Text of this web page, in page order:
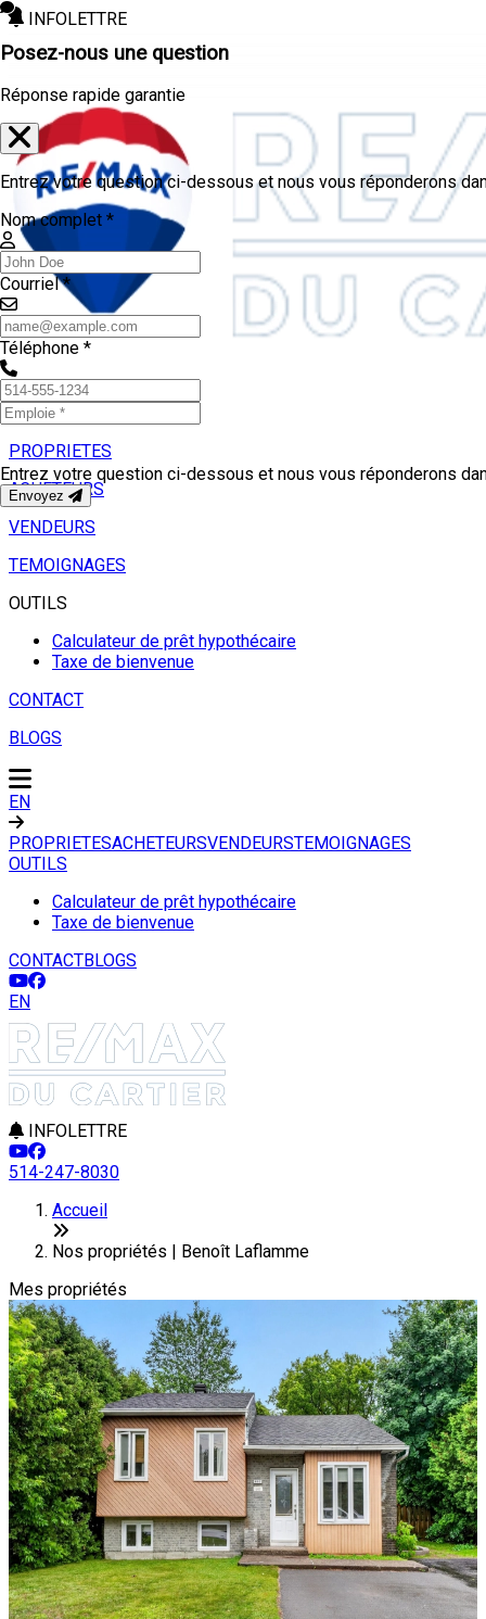
INFOLETTRE
PROPRIETES
ACHETEURS
VENDEURS
TEMOIGNAGES
OUTILS
Calculateur de prêt hypothécaire
Taxe de bienvenue
CONTACT
BLOGS
EN
PROPRIETESACHETEURSVENDEURSTEMOIGNAGES
OUTILS
Calculateur de prêt hypothécaire
Taxe de bienvenue
CONTACTBLOGS
EN
INFOLETTRE
514-247-8030
+
−
Accueil
Nos propriétés | Benoît Laflamme
Mes propriétés
Posez-nous une question
Réponse rapide garantie
Entrez votre question ci-dessous et nous vous réponderons
Nom complet *
Courriel *
Téléphone *
Entrez votre question ci-dessous et nous vous réponderons
Envoyez